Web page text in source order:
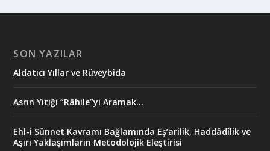
SON YAZILAR
Aldatıcı Yıllar ve Rüveybida
Asrın Yitiği “Râhile”yi Aramak…
Ehl-i Sünnet Kavramı Bağlamında Eş’arilik, Haddâdîlik ve
Aşırı Yaklaşımların Metodolojik Eleştirisi